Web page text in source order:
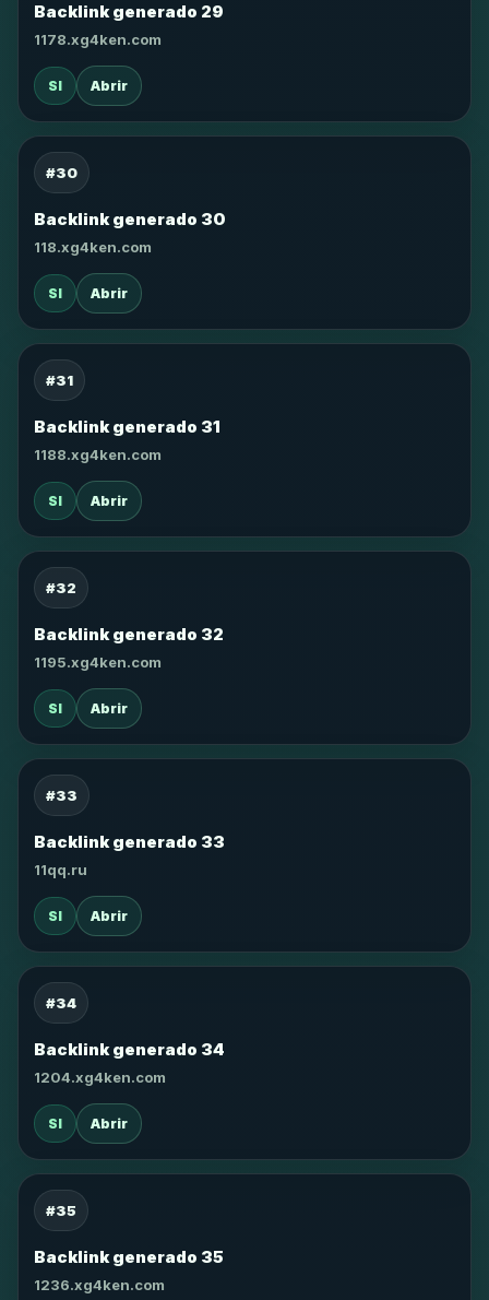
Backlink generado 29
1178.xg4ken.com
SI Abrir
#30
Backlink generado 30
118.xg4ken.com
SI Abrir
#31
Backlink generado 31
1188.xg4ken.com
SI Abrir
#32
Backlink generado 32
1195.xg4ken.com
SI Abrir
#33
Backlink generado 33
11qq.ru
SI Abrir
#34
Backlink generado 34
1204.xg4ken.com
SI Abrir
#35
Backlink generado 35
1236.xg4ken.com